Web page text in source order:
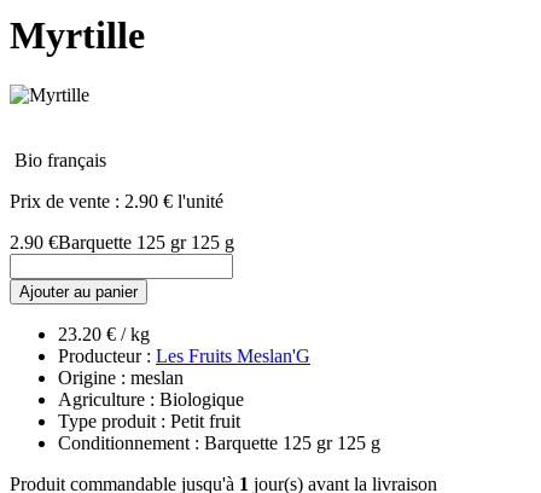
Myrtille
Bio français
Prix de vente : 2.90 € l'unité
2.90 €Barquette 125 gr 125 g
Ajouter au panier
23.20 € / kg
Producteur : Les Fruits Meslan'G
Origine : meslan
Agriculture : Biologique
Type produit : Petit fruit
Conditionnement : Barquette 125 gr 125 g
Produit commandable jusqu'à 1 jour(s) avant la livraison